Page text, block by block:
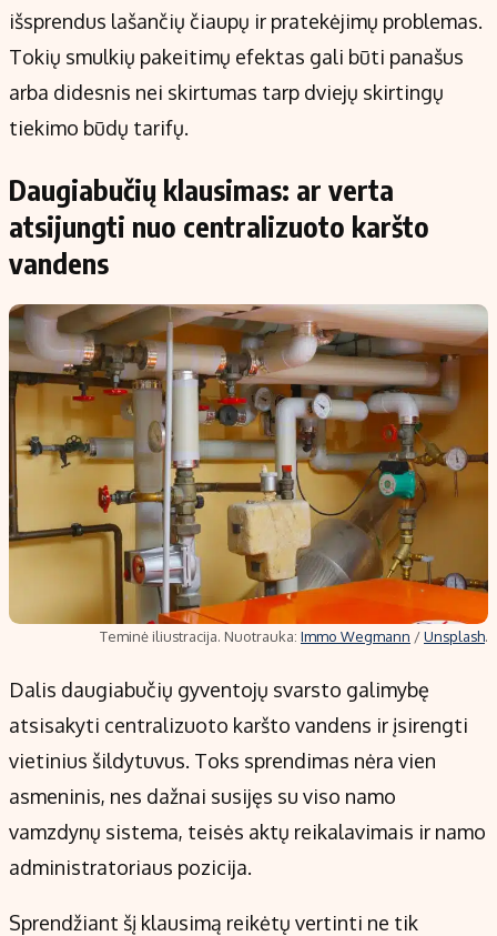
išsprendus lašančių čiaupų ir pratekėjimų problemas.
Tokių smulkių pakeitimų efektas gali būti panašus
arba didesnis nei skirtumas tarp dviejų skirtingų
tiekimo būdų tarifų.
Daugiabučių klausimas: ar verta
atsijungti nuo centralizuoto karšto
vandens
Teminė iliustracija. Nuotrauka: Immo Wegmann /Unsplash.
Dalis daugiabučių gyventojų svarsto galimybę
atsisakyti centralizuoto karšto vandens ir įsirengti
vietinius šildytuvus. Toks sprendimas nėra vien
asmeninis, nes dažnai susijęs su viso namo
vamzdynų sistema, teisės aktų reikalavimais ir namo
administratoriaus pozicija.
Sprendžiant šį klausimą reikėtų vertinti ne tik